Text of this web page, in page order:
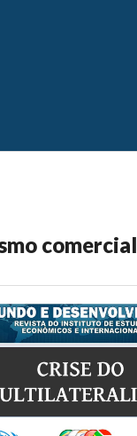
comercial